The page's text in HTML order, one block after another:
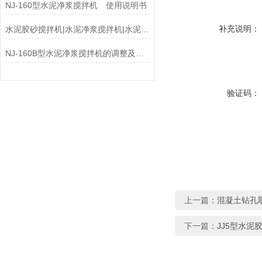
NJ-160型水泥净浆搅拌机 使用说明书
水泥胶砂搅拌机|水泥净浆搅拌机|水泥胶砂振实台 补充说明：
验证码：
上一篇： 混凝土钻孔
下一篇： JJ5型水泥